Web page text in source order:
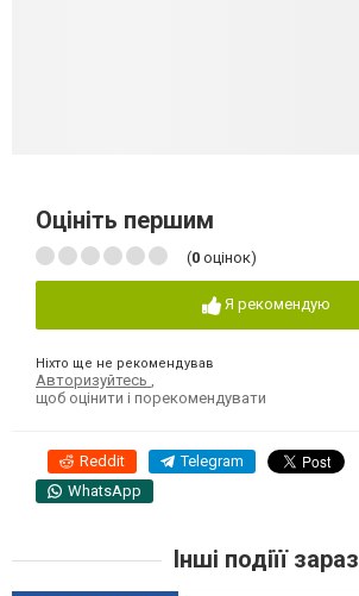
Оцініть першим
(0 оцінок)
Я рекомендую
Ніхто ще не рекомендував
Авторизуйтесь
щоб оцінити і порекомендувати
Reddit Telegram
WhatsApp
Інші подіїї зараз